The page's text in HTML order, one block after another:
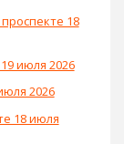
18
июля 2026
2026
18 июля